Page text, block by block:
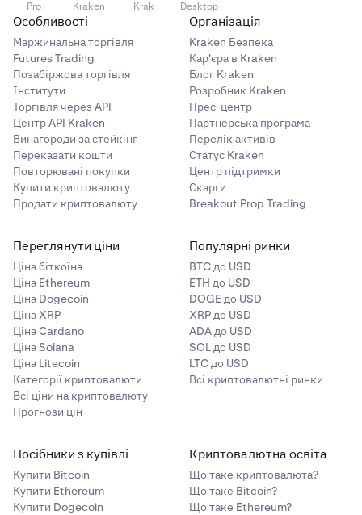
There is no warning before the breach triggers. For more
on what happens after a breach, see What Happens
When Your Account is Breached.
Pro Kraken Krak Desktop
Особливості
Маржинальна торгівля
Futures Trading
Позабіржова торгівля
Інститути
Торгівля через API
Центр API Kraken
Винагороди за стейкінг
Переказати кошти
Повторювані покупки
Купити криптовалюту
Продати криптовалюту
Організація
Kraken Безпека
Кар'єра в Kraken
Блог Kraken
Розробник Kraken
Прес-центр
Партнерська програма
Перелік активів
Статус Kraken
Центр підтримки
Скарги
Breakout Prop Trading
Переглянути ціни
Ціна біткоїна
Ціна Ethereum
Ціна Dogecoin
Ціна XRP
Ціна Cardano
Ціна Solana
Ціна Litecoin
Категорії криптовалюти
Всі ціни на криптовалюту
Прогнози цін
Популярні ринки
BTC до USD
ETH до USD
DOGE до USD
XRP до USD
ADA до USD
SOL до USD
LTC до USD
Всі криптовалютні ринки
Посібники з купівлі
Купити Bitcoin
Купити Ethereum
Купити Dogecoin
Криптовалютна освіта
Що таке криптовалюта?
Що таке Bitcoin?
Що таке Ethereum?